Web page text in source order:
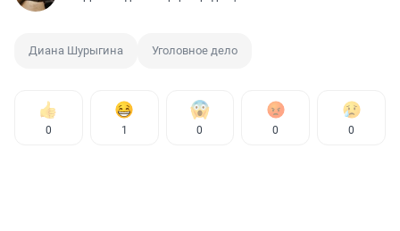
Диана Шурыгина Уголовное дело
0 1 0 0 0